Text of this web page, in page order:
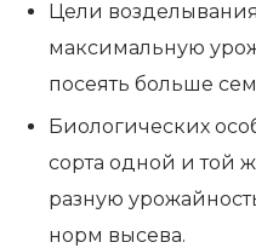
Цели
максимальную
посеять больше
Биологических
сорта одной и той
разную
норм высева.